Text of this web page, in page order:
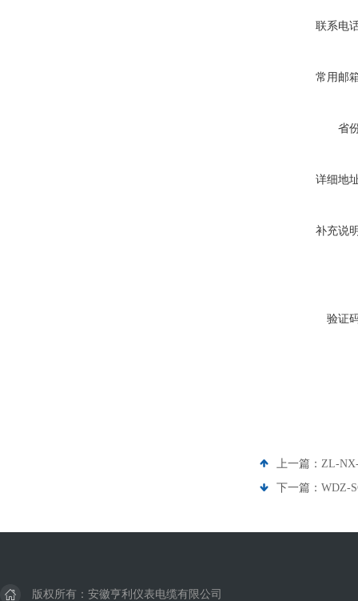
联系电
常用邮
省
详细地
补充说
验证
上一篇： ZL-
下一篇： WDZ-
版权所有：安徽亨利仪表电缆有限公司